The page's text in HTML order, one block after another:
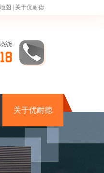
图 关于优耐德
关于优耐德